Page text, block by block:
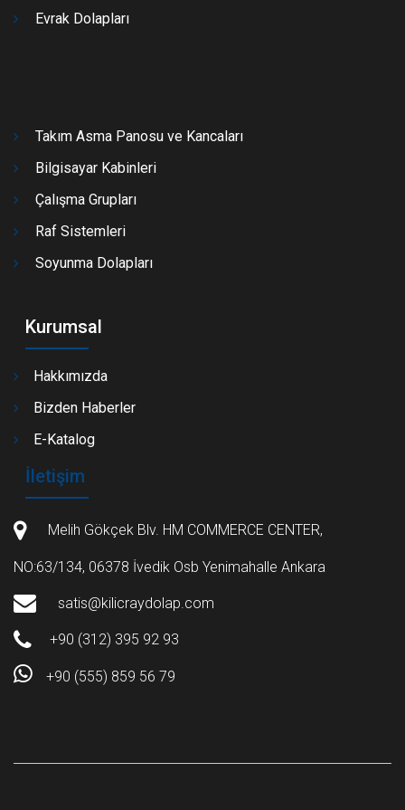
Evrak Dolapları
Takım Asma Panosu ve Kancaları
Bilgisayar Kabinleri
Çalışma Grupları
Raf Sistemleri
Soyunma Dolapları
Kurumsal
Hakkımızda
Bizden Haberler
E-Katalog
İletişim
Melih Gökçek Blv. HM COMMERCE CENTER,
NO:63/134, 06378 İvedik Osb Yenimahalle Ankara
satis@kilicraydolap.com
+90 (312) 395 92 93
+90 (555) 859 56 79